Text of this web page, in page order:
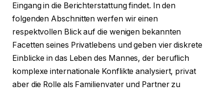
Eingang in die Berichterstattung findet. In den
folgenden Abschnitten werfen wir einen
respektvollen Blick auf die wenigen bekannten
Facetten seines Privatlebens und geben vier diskrete
Einblicke in das Leben des Mannes, der beruflich
komplexe internationale Konflikte analysiert, privat
aber die Rolle als Familienvater und Partner zu